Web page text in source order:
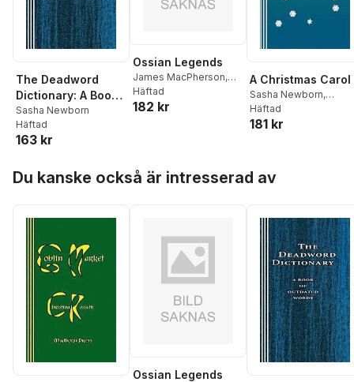
The Deadword
Dictionary: A Book
of Outdated Words
Sasha Newborn
Häftad
163 kr
Ossian Legends
James MacPherson,
Sasha Newborn
Häftad
182 kr
A Christmas Carol
Sasha Newborn,
Charles Dickens
Häftad
181 kr
Du kanske också är intresserad av
Ossian Legends